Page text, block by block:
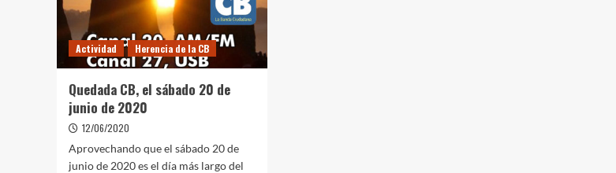
Actividad Herencia de la CB
Quedada CB, el sábado 20 de
junio de 2020
12/06/2020
Aprovechando que el sábado 20 de
junio de 2020 es el día más largo del